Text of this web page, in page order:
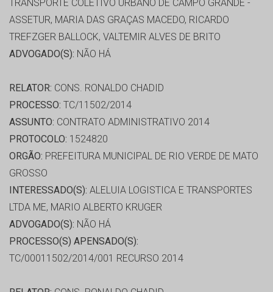
TRANSPORTE COLETIVO URBANO DE CAMPO GRANDE -
ASSETUR, MARIA DAS GRAÇAS MACEDO, RICARDO
TREFZGER BALLOCK, VALTEMIR ALVES DE BRITO
ADVOGADO(S): NÃO HÁ
RELATOR: CONS. RONALDO CHADID
PROCESSO: TC/11502/2014
ASSUNTO: CONTRATO ADMINISTRATIVO 2014
PROTOCOLO: 1524820
ORGÃO: PREFEITURA MUNICIPAL DE RIO VERDE DE MATO
GROSSO
INTERESSADO(S): ALELUIA LOGISTICA E TRANSPORTES
LTDA ME, MARIO ALBERTO KRUGER
ADVOGADO(S): NÃO HÁ
PROCESSO(S) APENSADO(S):
TC/00011502/2014/001 RECURSO 2014